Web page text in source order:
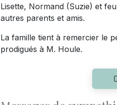
Lisette, Normand (Suzie) et
autres parents et amis.
La famille tient à remercier le
prodigués à M. Houle.